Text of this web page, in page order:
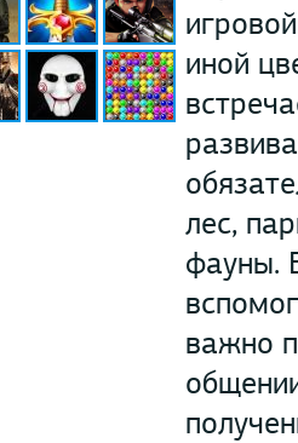
иной
лес,
фауны.
важно